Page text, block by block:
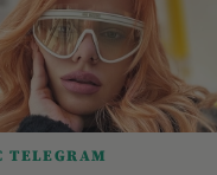
TELEGRAM